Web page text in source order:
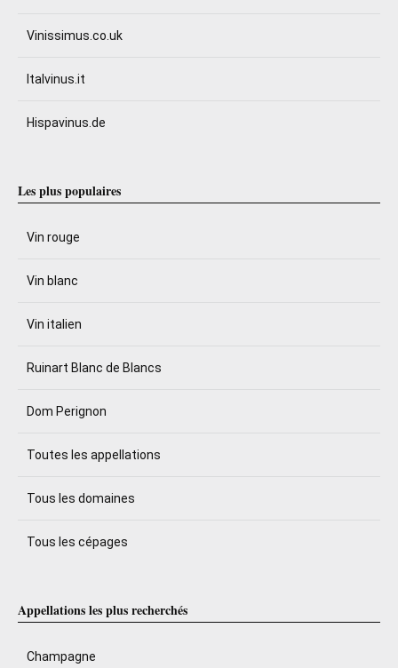
Vinissimus.co.uk
Italvinus.it
Hispavinus.de
Les plus populaires
Vin rouge
Vin blanc
Vin italien
Ruinart Blanc de Blancs
Dom Perignon
Toutes les appellations
Tous les domaines
Tous les cépages
Appellations les plus recherchés
Champagne